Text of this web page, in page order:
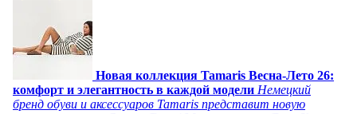
Новая коллекция Tamaris Весна-Лето 26:
комфорт и элегантность в каждой модели Немецкий
бренд обуви и аксессуаров Tamaris представит новую